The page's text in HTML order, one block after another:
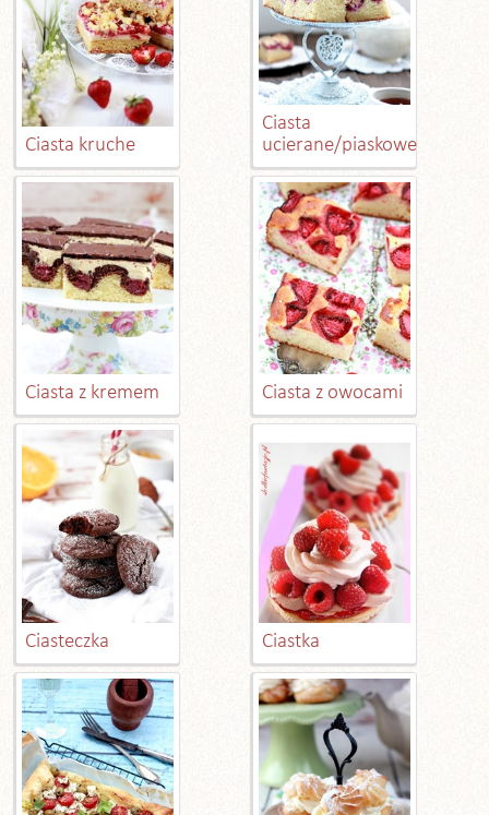
Ciasta kruche
Ciasta
ucierane/piaskowe
Ciasta z kremem Ciasta z owocami
Ciasteczka Ciastka